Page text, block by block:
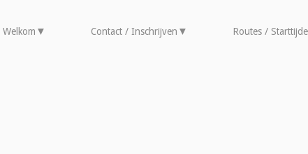
Welkom Contact / Inschrijven Routes /